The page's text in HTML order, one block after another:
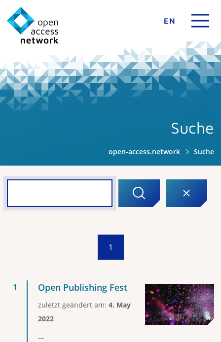
EN
Suche
open-access.network Suche
1
Open Publishing Fest
zuletzt geändert am: 4. May
2022
...